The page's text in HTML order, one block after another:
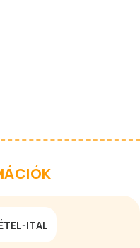
ITAL